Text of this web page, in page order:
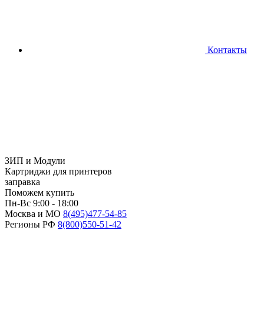
Контакты
ЗИП и Модули
Картриджи для принтеров
заправка
Поможем купить
Пн-Вс 9:00 - 18:00
Москва и МО 8(495)477-54-85
Регионы РФ 8(800)550-51-42